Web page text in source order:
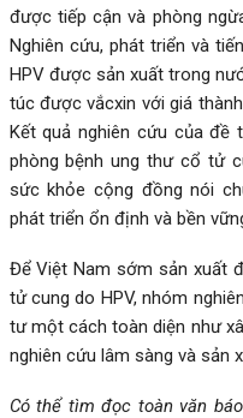
được tiếp cận và phòng
Nghiên cứu, phát triển và
HPV được sản xuất trong
túc được vắcxin với giá
Kết quả nghiên cứu của đề
phòng bệnh ung thư cổ tử
sức khỏe cộng đồng nói
phát triển ổn định và bền
Để Việt Nam sớm sản xuất
tử cung do HPV, nhóm
tư một cách toàn diện như
nghiên cứu lâm sàng và sản
Có thể tìm đọc toàn văn